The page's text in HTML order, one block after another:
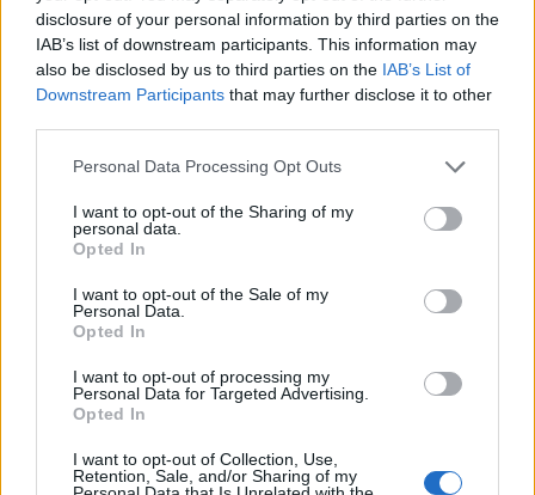
disclosure of your personal information by third parties on the
IAB’s list of downstream participants. This information may
also be disclosed by us to third parties on the IAB’s List of
Downstream Participants that may further disclose it to other
Please note that this website/app uses one or more Google
not limited to your visit or usage behaviour. You may click to
grant or deny consent to Google and its third-party tags to
use your data for below specified purposes in below Google
consent section.
Personal Data Processing Opt Outs
I want to opt-out of the Sharing of my
personal data.
Opted In
I want to opt-out of the Sale of my
Personal Data.
Opted In
I want to opt-out of processing my
Personal Data for Targeted Advertising.
Opted In
I want to opt-out of Collection, Use,
Retention, Sale, and/or Sharing of my
Αν τα χάσατε
Marfin: Απολογείται
έφτασε από τη Βρετανία –
Η μεταγωγή στην Ελλάδα
Κύμα ζέστης 3
τον υδράργυρο να